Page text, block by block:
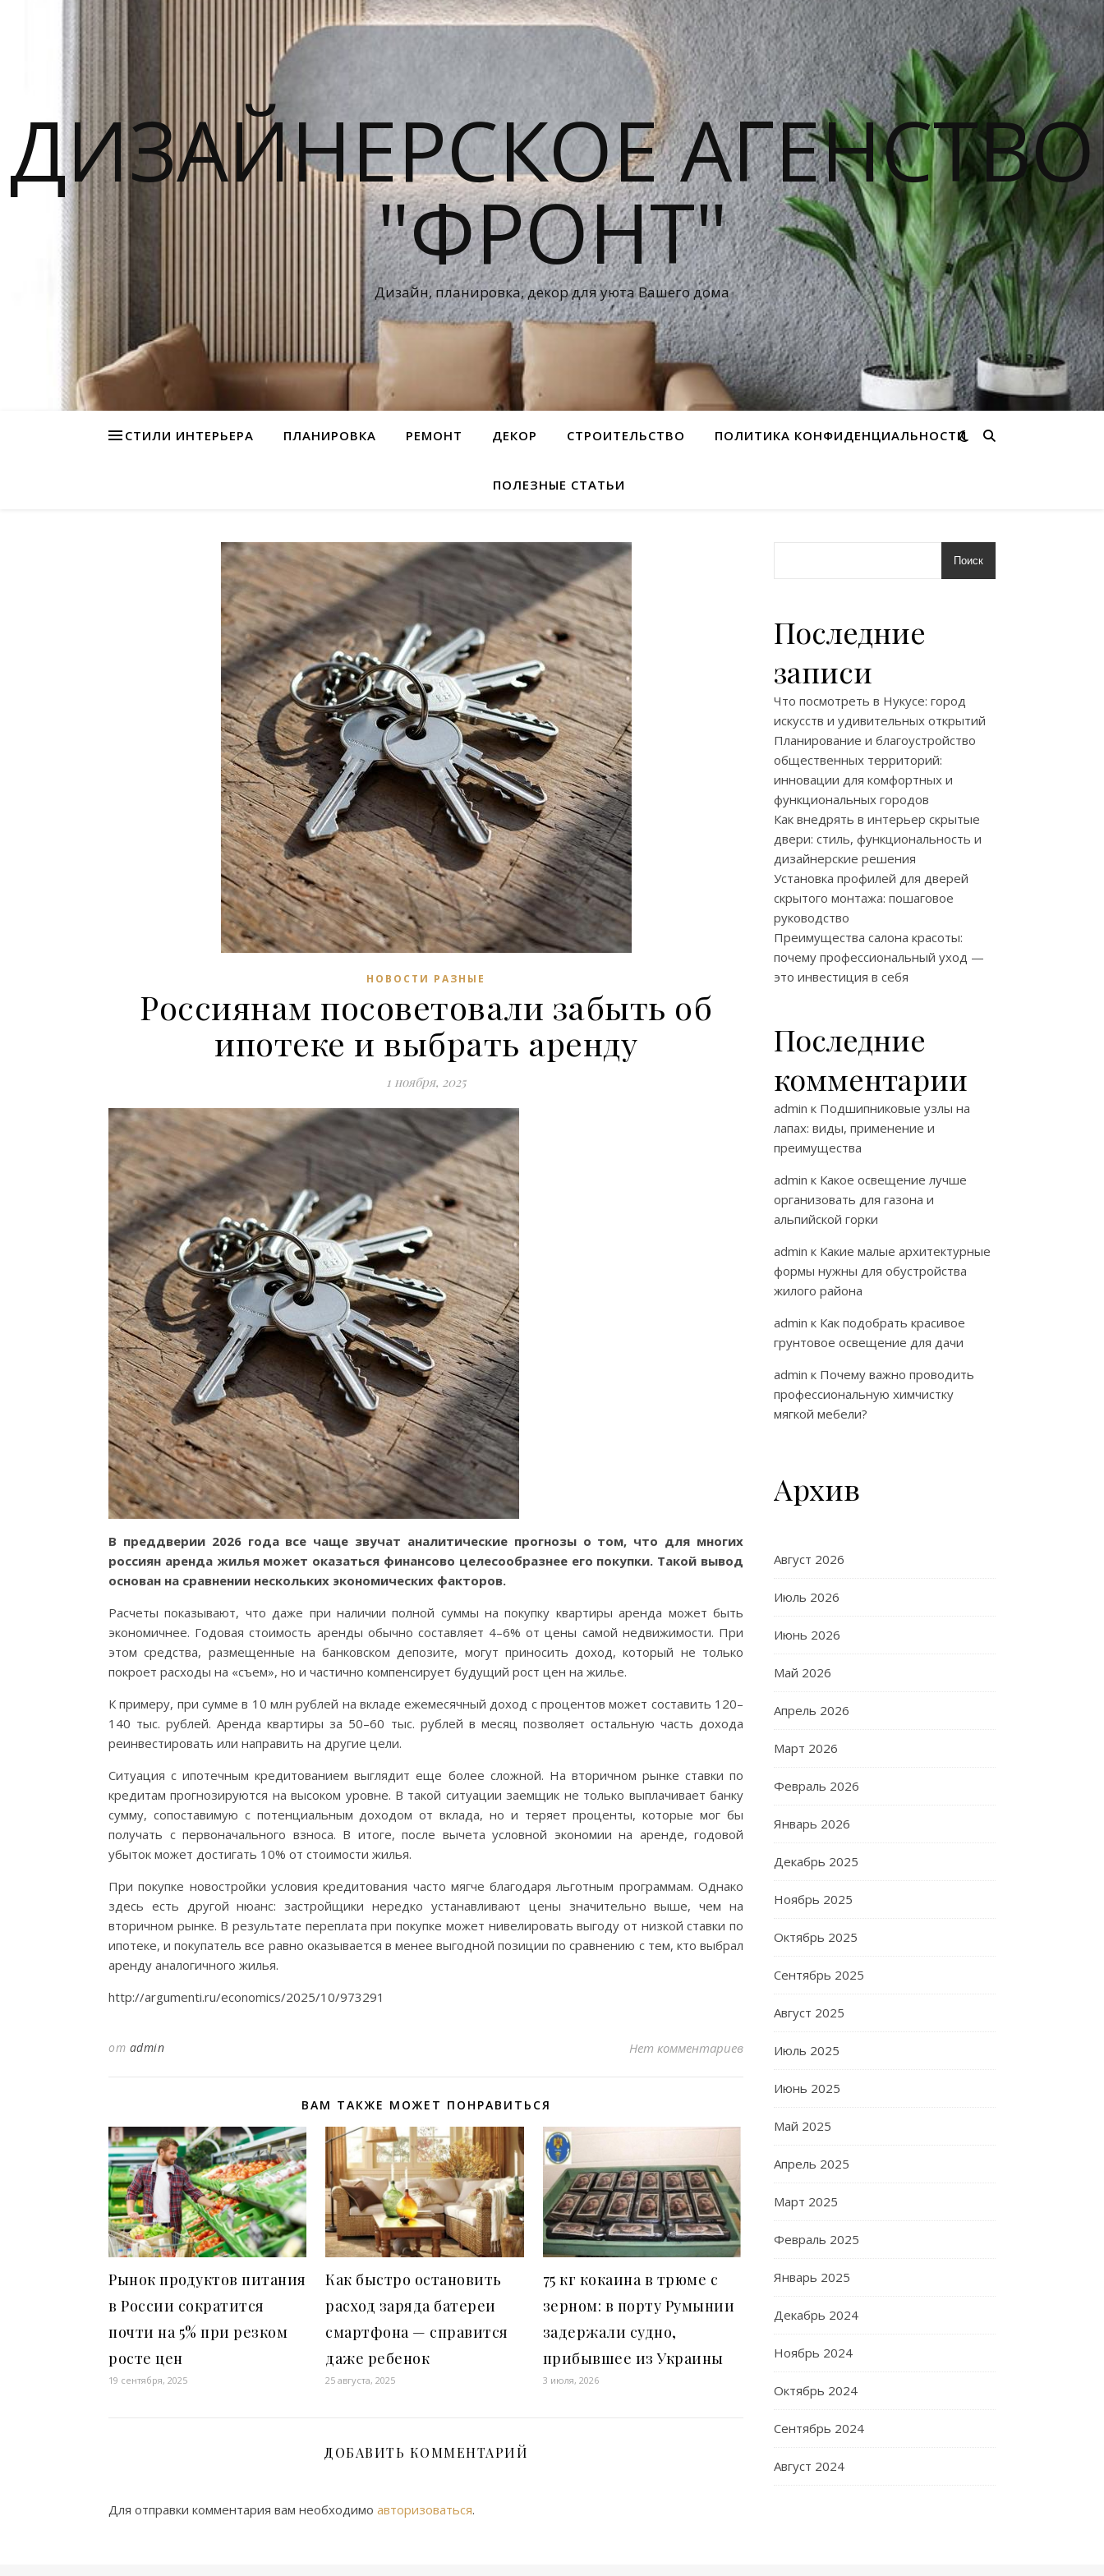
ДИЗАЙНЕРСКОЕ АГЕНСТВО
"ФРОНТ"
Дизайн, планировка, декор для уюта Вашего дома
СТИЛИ ИНТЕРЬЕРА ПЛАНИРОВКА РЕМОНТ ДЕКОР СТРОИТЕЛЬСТВО ПОЛИТИКА КОНФИДЕНЦИАЛЬНОСТИ
ПОЛЕЗНЫЕ СТАТЬИ
НОВОСТИ РАЗНЫЕ
Россиянам посоветовали забыть об
ипотеке и выбрать аренду
1 ноября, 2025
В преддверии 2026 года все чаще звучат аналитические прогнозы о том, что для многих
россиян аренда жилья может оказаться финансово целесообразнее его покупки. Такой вывод
основан на сравнении нескольких экономических факторов.
Расчеты показывают, что даже при наличии полной суммы на покупку квартиры аренда может быть
экономичнее. Годовая стоимость аренды обычно составляет 4–6% от цены самой недвижимости. При
этом средства, размещенные на банковском депозите, могут приносить доход, который не только
покроет расходы на «съем», но и частично компенсирует будущий рост цен на жилье.
К примеру, при сумме в 10 млн рублей на вкладе ежемесячный доход с процентов может составить 120–
140 тыс. рублей. Аренда квартиры за 50–60 тыс. рублей в месяц позволяет остальную часть дохода
реинвестировать или направить на другие цели.
Ситуация с ипотечным кредитованием выглядит еще более сложной. На вторичном рынке ставки по
кредитам прогнозируются на высоком уровне. В такой ситуации заемщик не только выплачивает банку
сумму, сопоставимую с потенциальным доходом от вклада, но и теряет проценты, которые мог бы
получать с первоначального взноса. В итоге, после вычета условной экономии на аренде, годовой
убыток может достигать 10% от стоимости жилья.
При покупке новостройки условия кредитования часто мягче благодаря льготным программам. Однако
здесь есть другой нюанс: застройщики нередко устанавливают цены значительно выше, чем на
вторичном рынке. В результате переплата при покупке может нивелировать выгоду от низкой ставки по
ипотеке, и покупатель все равно оказывается в менее выгодной позиции по сравнению с тем, кто выбрал
аренду аналогичного жилья.
http://argumenti.ru/economics/2025/10/973291
от admin Нет комментариев
ВАМ ТАКЖЕ МОЖЕТ ПОНРАВИТЬСЯ
Рынок продуктов питания
в России сократится
почти на 5% при резком
росте цен
19 сентября, 2025
Как быстро остановить
расход заряда батереи
смартфона — справится
даже ребенок
25 августа, 2025
75 кг кокаина в трюме с
зерном: в порту Румынии
задержали судно,
прибывшее из Украины
3 июля, 2026
ДОБАВИТЬ КОММЕНТАРИЙ
Для отправки комментария вам необходимо авторизоваться.
Поиск
Последние
записи
Что посмотреть в Нукусе: город
искусств и удивительных открытий
Планирование и благоустройство
общественных территорий:
инновации для комфортных и
функциональных городов
Как внедрять в интерьер скрытые
двери: стиль, функциональность и
дизайнерские решения
Установка профилей для дверей
скрытого монтажа: пошаговое
руководство
Преимущества салона красоты:
почему профессиональный уход —
это инвестиция в себя
Последние
комментарии
admin к Подшипниковые узлы на
лапах: виды, применение и
преимущества
admin к Какое освещение лучше
организовать для газона и
альпийской горки
admin к Какие малые архитектурные
формы нужны для обустройства
жилого района
admin к Как подобрать красивое
грунтовое освещение для дачи
admin к Почему важно проводить
профессиональную химчистку
мягкой мебели?
Архив
Август 2026
Июль 2026
Июнь 2026
Май 2026
Апрель 2026
Март 2026
Февраль 2026
Январь 2026
Декабрь 2025
Ноябрь 2025
Октябрь 2025
Сентябрь 2025
Август 2025
Июль 2025
Июнь 2025
Май 2025
Апрель 2025
Март 2025
Февраль 2025
Январь 2025
Декабрь 2024
Ноябрь 2024
Октябрь 2024
Сентябрь 2024
Август 2024